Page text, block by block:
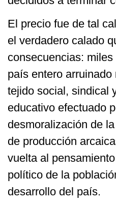
El precio fue de tal
el verdadero calado
consecuencias:
país entero
tejido social, sindical
educativo efectuado
desmoralización de
de producción
vuelta al
político de la
desarrollo del país.